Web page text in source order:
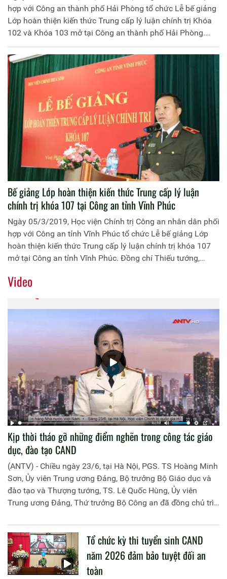
hợp với Công an thành phố Hải Phòng tổ chức Lễ bế giảng
Lớp hoàn thiện kiến thức Trung cấp lý luận chính trị Khóa
102 và Khóa 103 mở tại Công an thành phố Hải Phòng.
Đồng chí Thiếu tướng Dương Như Hồng, Phó Giám đốc
Học viện Chính trị Công an nhân dân chủ trì buổi lễ. Tham
dự còn có: Đồng chí Đại tá Mai Xuân Thắng, Phó Giám đốc
Công an thành phố Hải Phòng; đại diện lãnh đạo một số
đơn vị thuộc Học viện Chính trị Công an nhân dân, Công an
thành phố Hải Phòng cùng 203 học viên 02 lớp học.
Bế giảng Lớp hoàn thiện kiến thức Trung cấp lý luận
chính trị khóa 107 tại Công an tỉnh Vĩnh Phúc
Ngày 05/3/2019, Học viện Chính trị Công an nhân dân phối
hợp với Công an tỉnh Vĩnh Phúc tổ chức Lễ bế giảng Lớp
hoàn thiện kiến thức Trung cấp lý luận chính trị khóa 107
mở tại Công an tỉnh Vĩnh Phúc. Đồng chí Thiếu tướng,
Công an nhân dân chủ trì buổi lễ. Tham dự có Đồng chí Đại
đại diện lãnh đạo một số đơn vị thuộc Học viện Chính trị
Công an nhân dân, Công an tỉnh Vĩnh Phúc cùng 120 học
Video
Kịp thời tháo gỡ những điểm nghẽn trong công tác giáo
dục, đào tạo CAND
(ANTV) - Chiều ngày 23/6, tại Hà Nội, PGS. TS Hoàng Minh
Sơn, Ủy viên Trung ương Đảng, Bộ trưởng Bộ Giáo dục và
đào tạo và Thượng tướng, TS. Lê Quốc Hùng, Ủy viên
Trung ương Đảng, Thứ trưởng Bộ Công an đã đồng chủ trì
liên quan đến công tác giáo dục và đào tạo của lực lượng
CAND.
Tổ chức kỳ thi tuyển sinh CAND
năm 2026 đảm bảo tuyệt đối an
toàn